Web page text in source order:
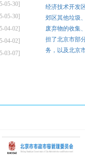
05-30]
05-30]
04-02]
04-02]
03-07]
经济技术开发
郊区其他垃圾
废弃物的收集
担了北京市部
务，以及北京
赛事的环卫保